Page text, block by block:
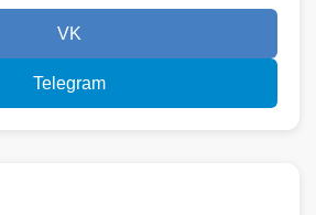
VK
Telegram